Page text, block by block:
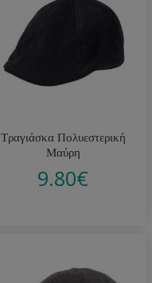
Τραγιάσκα Πολυεστερική
Μαύρη
9.80€